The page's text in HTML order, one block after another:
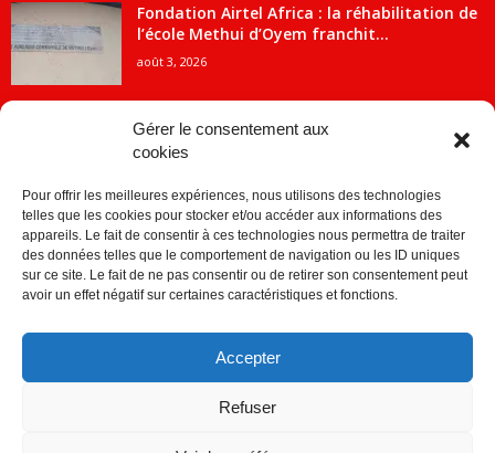
Gérer le consentement aux
cookies
Pour offrir les meilleures expériences, nous utilisons des technologies
telles que les cookies pour stocker et/ou accéder aux informations des
appareils. Le fait de consentir à ces technologies nous permettra de traiter
des données telles que le comportement de navigation ou les ID uniques
sur ce site. Le fait de ne pas consentir ou de retirer son consentement peut
avoir un effet négatif sur certaines caractéristiques et fonctions.
Accepter
Refuser
Fondation Airtel Africa : la réhabilitation de
l’école Methui d’Oyem franchit...
août 3, 2026
ACTUALITES
Economie 2091
1840
Société
Sport 859